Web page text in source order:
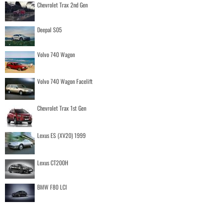
Chevrolet Trax 2nd Gen
Deepal S05
Volvo 740 Wagon
Volvo 740 Wagon Facelift
Chevrolet Trax 1st Gen
Lexus ES (XV20) 1999
Lexus CT200H
BMW F80 LCI